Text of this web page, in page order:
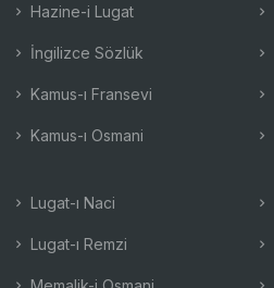
Hazine-i Lugat
İngilizce Sözlük
Kamus-ı Fransevi
Kamus-ı Osmani
Lugat-ı Naci
Lugat-ı Remzi